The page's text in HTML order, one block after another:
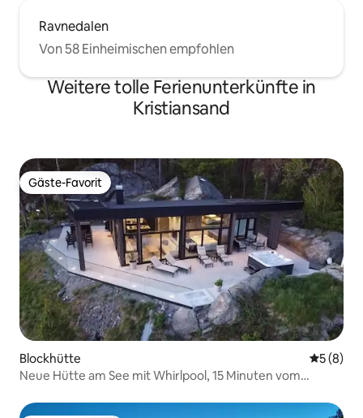
Ravnedalen
Von 58 Einheimischen empfohlen
Weitere tolle Ferienunterkünfte in
Kristiansand
Gäste-Favorit
Gäste-Favorit
Blockhütte
5 (8)
Neue Hütte am See mit Whirlpool, 15 Minuten vom